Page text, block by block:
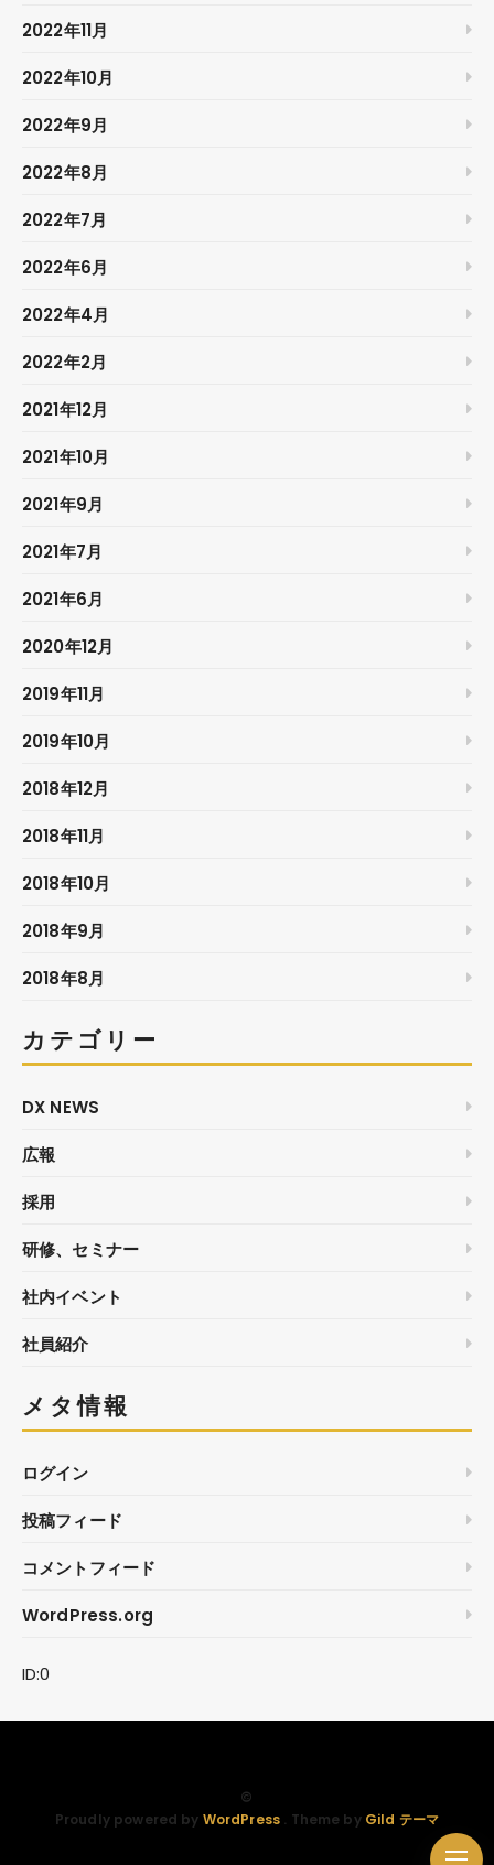
2022年11月
2022年10月
2022年9月
2022年8月
2022年7月
2022年6月
2022年4月
2022年2月
2021年12月
2021年10月
2021年9月
2021年7月
2021年6月
2020年12月
2019年11月
2019年10月
2018年12月
2018年11月
2018年10月
2018年9月
2018年8月
カテゴリー
DX NEWS
広報
採用
研修、セミナー
社内イベント
社員紹介
メタ情報
ログイン
投稿フィード
コメントフィード
WordPress.org
ID:0
©
Proudly powered by WordPress . Theme by Gild テーマ